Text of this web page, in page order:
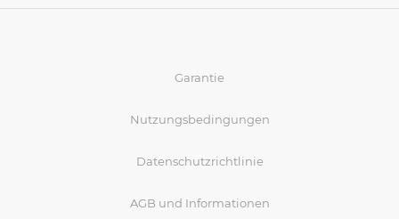
Garantie
Nutzungsbedingungen
Datenschutzrichtlinie
AGB und Informationen